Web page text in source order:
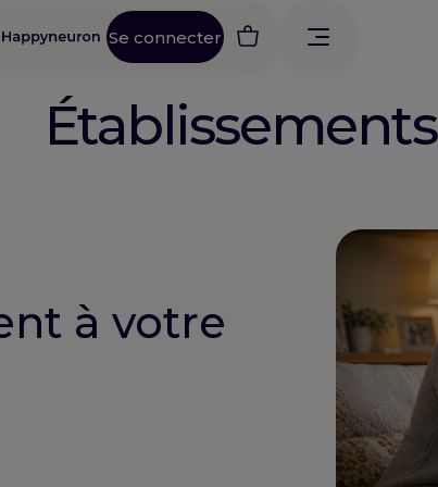
Se connecter
Établissements
à votre